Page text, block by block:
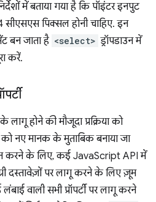
में बताया गया है कि पॉइंटर इनपुट
पिक्सल होनी चाहिए. इन
बन जाता है <select> ड्रॉपडाउन में
करें.
होने की मौजूदा प्रक्रिया को
को नए मानक के मुताबिक बनाया जा
करने के लिए, कई JavaScript API में
दस्तावेज़ों पर लागू करने के लिए ज़ूम
वाली सभी प्रॉपर्टी पर लागू करने